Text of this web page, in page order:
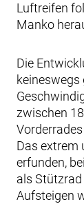
Luftreifen
Manko
Die
keineswegs
zwischen
Das extrem
erfunden,
als
Aufsteigen